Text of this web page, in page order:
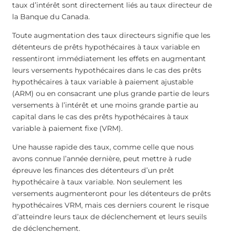
taux d’intérêt sont directement liés au taux directeur de
la Banque du Canada.
Toute augmentation des taux directeurs signifie que les
détenteurs de prêts hypothécaires à taux variable en
ressentiront immédiatement les effets en augmentant
leurs versements hypothécaires dans le cas des prêts
hypothécaires à taux variable à paiement ajustable
(ARM) ou en consacrant une plus grande partie de leurs
versements à l’intérêt et une moins grande partie au
capital dans le cas des prêts hypothécaires à taux
variable à paiement fixe (VRM).
Une hausse rapide des taux, comme celle que nous
avons connue l’année dernière, peut mettre à rude
épreuve les finances des détenteurs d’un prêt
hypothécaire à taux variable. Non seulement les
versements augmenteront pour les détenteurs de prêts
hypothécaires VRM, mais ces derniers courent le risque
d’atteindre leurs taux de déclenchement et leurs seuils
de déclenchement.